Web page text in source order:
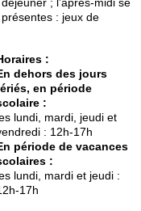
: jeux de
:
dehors des jours
en période
:
lundi, mardi, jeudi et
: 12h-17h
période de vacances
:
lundi, mardi et jeudi :
17h